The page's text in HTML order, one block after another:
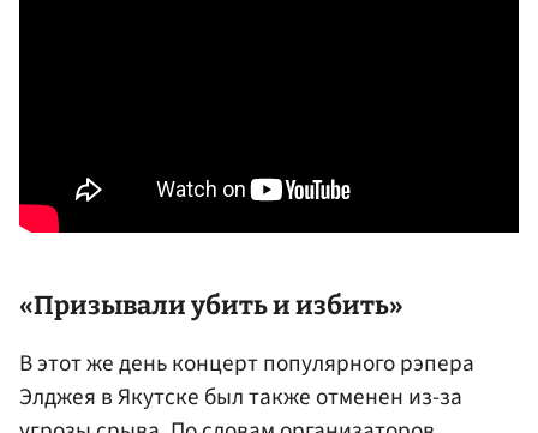
«Призывали убить и избить»
В этот же день концерт популярного рэпера
Элджея в Якутске был также отменен из-за